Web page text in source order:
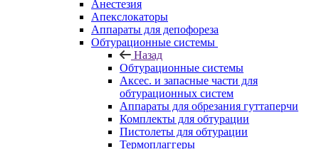
Анестезия
Апекслокаторы
Аппараты для депофореза
Обтурационные системы
Назад
Обтурационные системы
Аксес. и запасные части для
обтурационных систем
Аппараты для обрезания гуттаперчи
Комплекты для обтурации
Пистолеты для обтурации
Термоплаггеры